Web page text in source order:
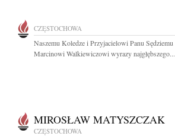
CZĘSTOCHOWA
Naszemu Koledze i Przyjacielowi Panu Sędziemu
Marcinowi Walkiewiczowi wyrazy najgłębszego...
MIROSŁAW MATYSZCZAK
CZĘSTOCHOWA